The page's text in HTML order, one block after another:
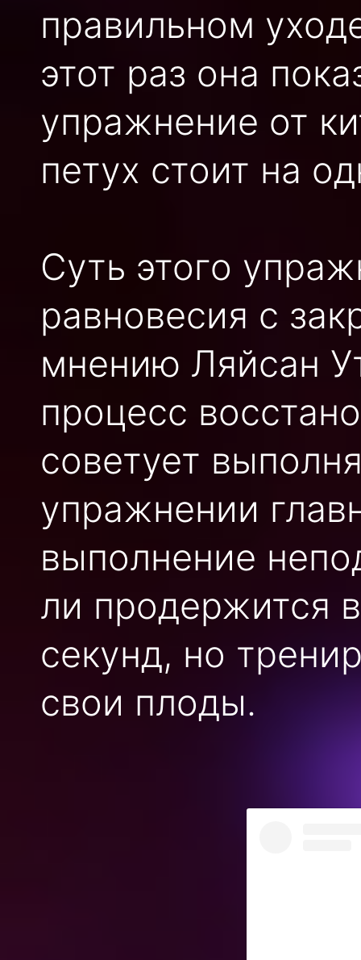
правильном
этот раз она
упражнение от
петух стоит на
Суть этого
равновесия с
мнению Ляйсан
процесс
советует
упражнении
выполнение
ли продержится
секунд, но
свои плоды.